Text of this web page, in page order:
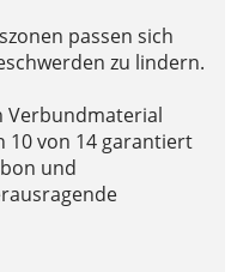
passen sich
zu lindern.
Verbundmaterial
10 von 14 garantiert
und